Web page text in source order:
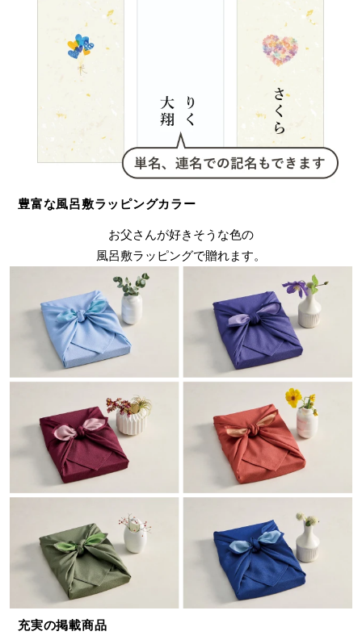
豊富な風呂敷ラッピングカラー
お父さんが好きそうな色の
風呂敷ラッピングで贈れます。
充実の掲載商品